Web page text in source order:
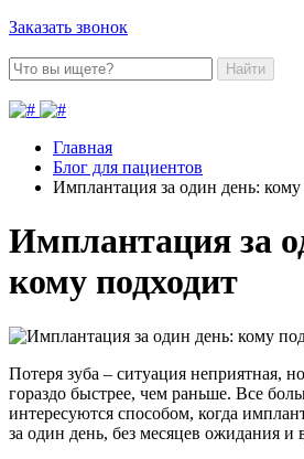
Заказать звонок
Найти
Главная
Блог для пациентов
Имплантация за один день: кому
Имплантация за
кому подходит
Потеря зуба – ситуация неприятная,
гораздо быстрее, чем раньше. Все
интересуются способом, когда
за один день, без месяцев ожидания и